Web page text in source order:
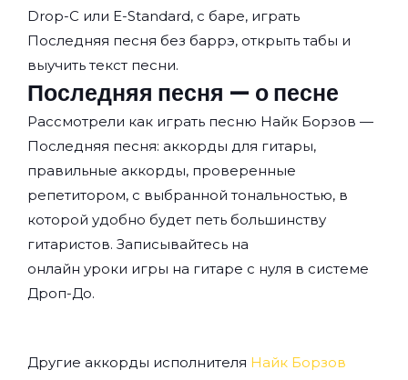
Drop-C или E-Standard, с баре, играть
Последняя песня без баррэ, открыть табы и
выучить текст песни.
Последняя песня — о песне
Рассмотрели как играть песню Найк Борзов —
Последняя песня: аккорды для гитары,
правильные аккорды, проверенные
репетитором, с выбранной тональностью, в
которой удобно будет петь большинству
гитаристов. Записывайтесь на
онлайн уроки игры на гитаре с нуля в системе
Дроп-До.
Другие аккорды исполнителя Найк Борзов